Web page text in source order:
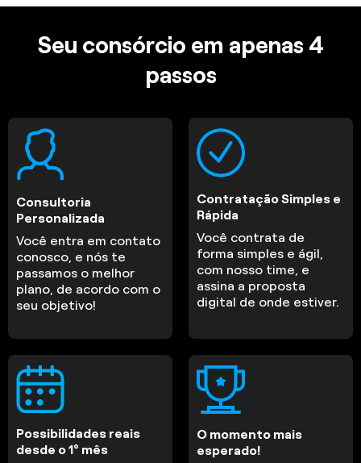
Seu consórcio em apenas 4
passos
Consultoria
Personalizada
Você entra em contato
conosco, e nós te
passamos o melhor
plano, de acordo com o
seu objetivo!
Contratação Simples e
Rápida
Você contrata de
forma simples e ágil,
com nosso time, e
assina a proposta
digital de onde estiver.
Possibilidades reais
desde o 1º mês
O momento mais
esperado!